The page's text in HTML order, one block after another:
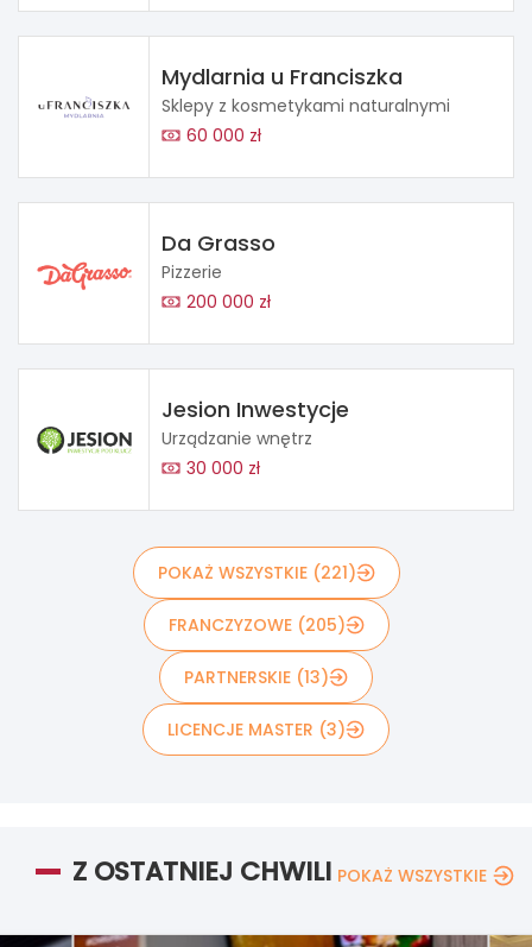
Mydlarnia u Franciszka
Sklepy z kosmetykami naturalnymi
60 000 zł
Da Grasso
Pizzerie
200 000 zł
Jesion Inwestycje
Urządzanie wnętrz
30 000 zł
POKAŻ WSZYSTKIE (221)
FRANCZYZOWE (205)
PARTNERSKIE (13)
LICENCJE MASTER (3)
Z OSTATNIEJ CHWILI POKAŻ WSZYSTKIE